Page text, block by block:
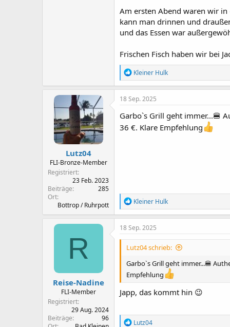
Am ersten Abend waren wir
kann man drinnen und
und das Essen war
Frischen Fisch haben wir bei
R
e
a
k
i
o
n
Kleiner Hulk
Lutz04
FLI-Bronze-Member
Registriert
23 Feb. 2023
Beiträge
285
Ort
Bottrop / Ruhrpott
18 Sep. 2025
Garbo`s Grill geht immer...🍔
36 €. Klare Empfehlung
R
e
a
k
o
e
n
Kleiner Hulk
R
Reise-Nadine
FLI-Member
Registriert
29 Aug. 2024
Beiträge
96
18 Sep. 2025
Lutz04 schrieb:
Garbo`s Grill geht immer...🍔
Empfehlung
Japp, das kommt hin 😉
RLutz04